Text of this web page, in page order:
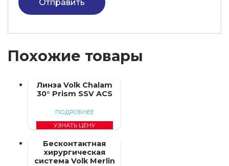
Отправить
Похожие товары
Линза Volk Chalam
30° Prism SSV ACS
ПОДРОБНЕЕ
УЗНАТЬ ЦЕНУ
Бесконтактная
хирургическая
система Volk Merlin